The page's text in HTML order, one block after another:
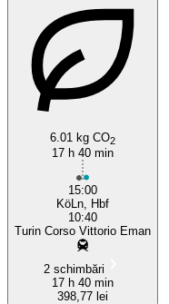
6.01 kg CO2
17 h 40 min
15:00
KöLn, Hbf
10:40
Turin Corso Vittorio Eman
2 schimbări
17 h 40 min
398,77 lei